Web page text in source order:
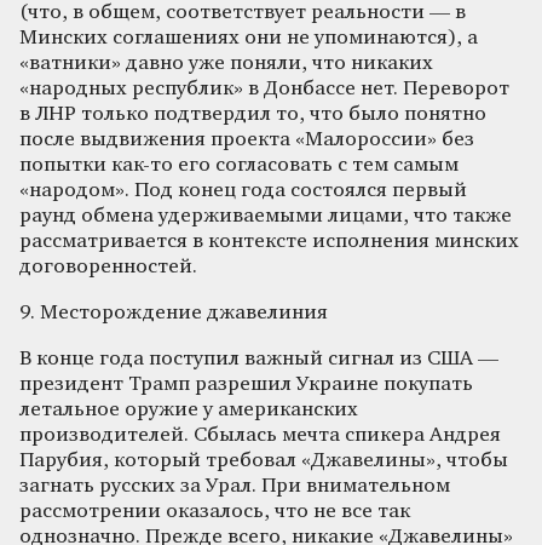
(что, в общем, соответствует реальности — в
Минских соглашениях они не упоминаются), а
«ватники» давно уже поняли, что никаких
«народных республик» в Донбассе нет. Переворот
в ЛНР только подтвердил то, что было понятно
после выдвижения проекта «Малороссии» без
попытки как-то его согласовать с тем самым
«народом». Под конец года состоялся первый
раунд обмена удерживаемыми лицами, что также
рассматривается в контексте исполнения минских
договоренностей.
9. Месторождение джавелиния
В конце года поступил важный сигнал из США —
президент Трамп разрешил Украине покупать
летальное оружие у американских
производителей. Сбылась мечта спикера Андрея
Парубия, который требовал «Джавелины», чтобы
загнать русских за Урал. При внимательном
рассмотрении оказалось, что не все так
однозначно. Прежде всего, никакие «Джавелины»